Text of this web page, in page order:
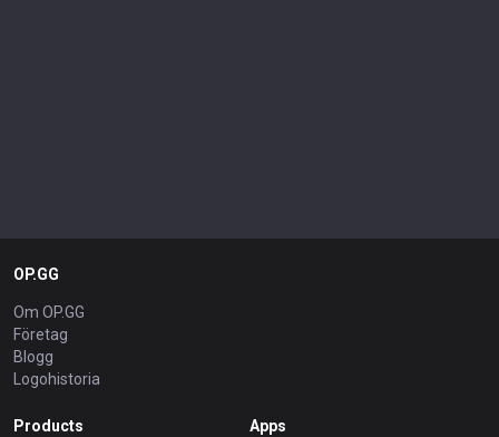
OP.GG
Om OP.GG
Företag
Blogg
Logohistoria
Products Apps